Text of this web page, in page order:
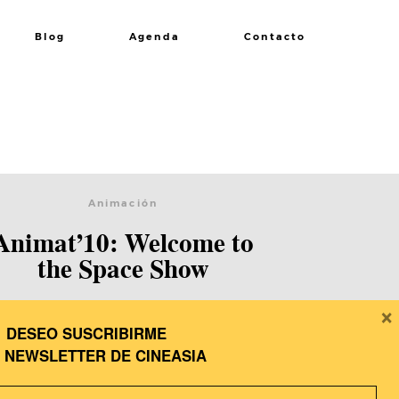
Blog Agenda Contacto
Animación
Welcome to
the Space Show
DESEO SUSCRIBIRME
NEWSLETTER DE CINEASIA
×